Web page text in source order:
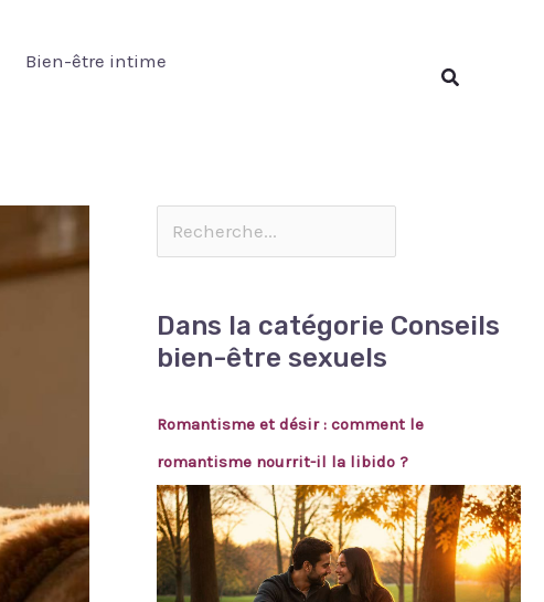
Bien-être intime
Rechercher
Dans la catégorie Conseils
bien-être sexuels
Romantisme et désir : comment le
romantisme nourrit-il la libido ?